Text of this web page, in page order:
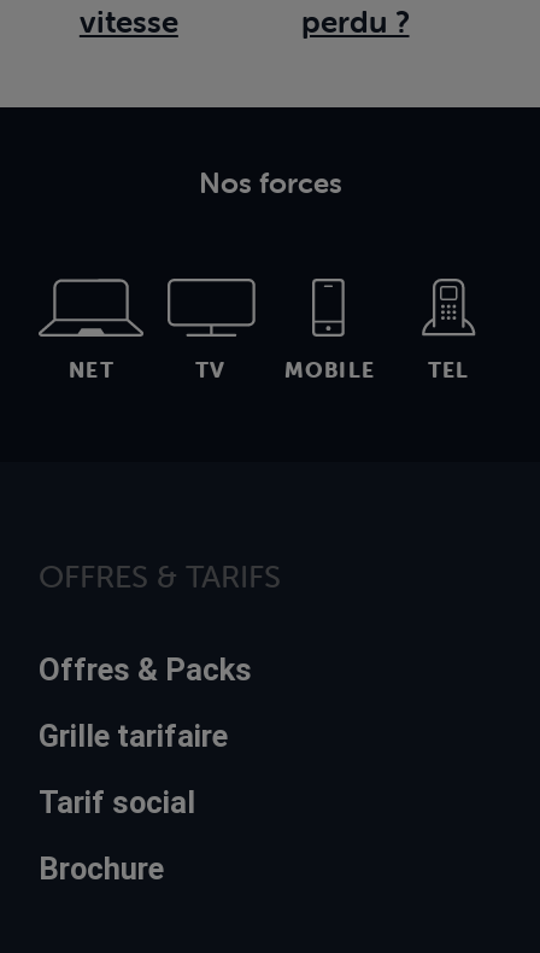
vitesse
perdu ?
Nos forces
NET TV MOBILE TEL
OFFRES & TARIFS
Offres & Packs
Grille tarifaire
Tarif social
Brochure